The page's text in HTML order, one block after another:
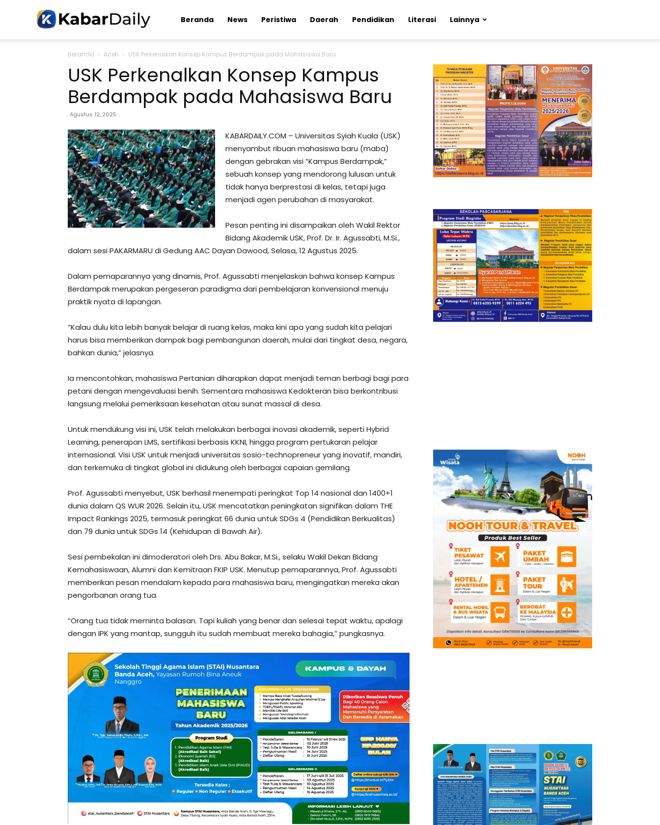
Kabardaily.com
Beranda News Peristiwa Daerah Pendidikan Literasi Lainnya
Beranda Aceh USK Perkenalkan Konsep Kampus Berdampak pada Mahasiswa Baru
USK Perkenalkan Konsep Kampus
Berdampak pada Mahasiswa Baru
Agustus 12, 2025
KABARDAILY.COM – Universitas Syiah Kuala (USK)
menyambut ribuan mahasiswa baru (maba)
dengan gebrakan visi “Kampus Berdampak,”
sebuah konsep yang mendorong lulusan untuk
tidak hanya berprestasi di kelas, tetapi juga
menjadi agen perubahan di masyarakat.
Pesan penting ini disampaikan oleh Wakil Rektor
Bidang Akademik USK, Prof. Dr. Ir. Agussabti, M.Si.,
dalam sesi PAKARMARU di Gedung AAC Dayan Dawood, Selasa, 12 Agustus 2025.
Dalam pemaparannya yang dinamis, Prof. Agussabti menjelaskan bahwa konsep Kampus
Berdampak merupakan pergeseran paradigma dari pembelajaran konvensional menuju
praktik nyata di lapangan.
“Kalau dulu kita lebih banyak belajar di ruang kelas, maka kini apa yang sudah kita pelajari
harus bisa memberikan dampak bagi pembangunan daerah, mulai dari tingkat desa, negara,
bahkan dunia,” jelasnya.
Ia mencontohkan, mahasiswa Pertanian diharapkan dapat menjadi teman berbagi bagi para
petani dengan mengevaluasi benih. Sementara mahasiswa Kedokteran bisa berkontribusi
langsung melalui pemeriksaan kesehatan atau sunat massal di desa.
Untuk mendukung visi ini, USK telah melakukan berbagai inovasi akademik, seperti Hybrid
Learning, penerapan LMS, sertifikasi berbasis KKNI, hingga program pertukaran pelajar
internasional. Visi USK untuk menjadi universitas sosio-technopreneur yang inovatif, mandiri,
dan terkemuka di tingkat global ini didukung oleh berbagai capaian gemilang.
Prof. Agussabti menyebut, USK berhasil menempati peringkat Top 14 nasional dan 1400+1
dunia dalam QS WUR 2026. Selain itu, USK mencatatkan peningkatan signifikan dalam THE
Impact Rankings 2025, termasuk peringkat 66 dunia untuk SDGs 4 (Pendidikan Berkualitas)
dan 79 dunia untuk SDGs 14 (Kehidupan di Bawah Air).
Sesi pembekalan ini dimoderatori oleh Drs. Abu Bakar, M.Si., selaku Wakil Dekan Bidang
Kemahasiswaan, Alumni dan Kemitraan FKIP USK. Menutup pemaparannya, Prof. Agussabti
memberikan pesan mendalam kepada para mahasiswa baru, mengingatkan mereka akan
pengorbanan orang tua.
“Orang tua tidak meminta balasan. Tapi kuliah yang benar dan selesai tepat waktu, apalagi
dengan IPK yang mantap, sungguh itu sudah membuat mereka bahagia,” pungkasnya.